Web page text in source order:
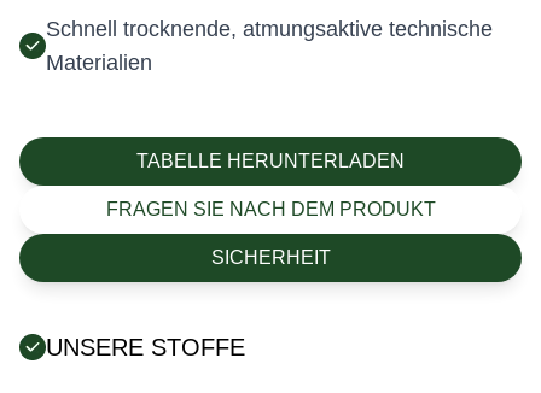
Schnell trocknende, atmungsaktive technische
Materialien
TABELLE HERUNTERLADEN
FRAGEN SIE NACH DEM PRODUKT
SICHERHEIT
UNSERE STOFFE